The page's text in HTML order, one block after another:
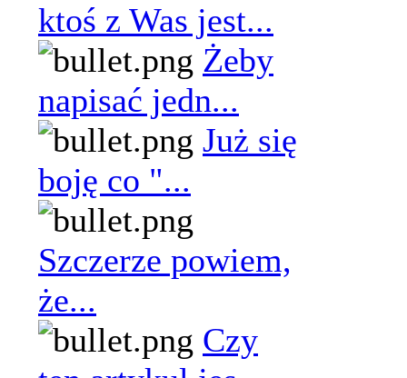
ktoś z Was jest...
Żeby
napisać jedn...
Już się
boję co "...
Szczerze powiem,
że...
Czy